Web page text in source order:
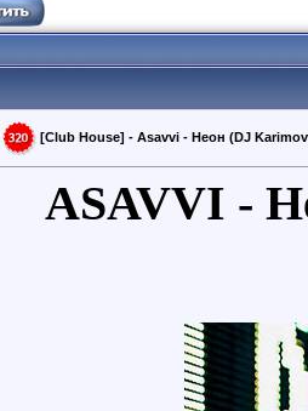
[Club House] - Asavvi - Неон (DJ
ASAVVI -